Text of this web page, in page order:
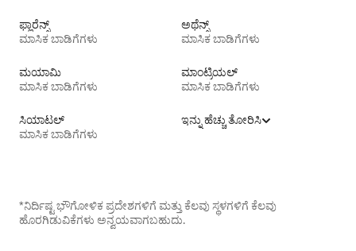
ಫ್ಲಾರೆನ್ಸ್
ಮಾಸಿಕ ಬಾಡಿಗೆಗಳು
ಅಥೆನ್ಸ್
ಮಾಸಿಕ ಬಾಡಿಗೆಗಳು
ಮಯಾಮಿ
ಮಾಸಿಕ ಬಾಡಿಗೆಗಳು
ಮಾಂಟ್ರಿಯಲ್
ಮಾಸಿಕ ಬಾಡಿಗೆಗಳು
ಸಿಯಾಟಲ್
ಮಾಸಿಕ ಬಾಡಿಗೆಗಳು
ಇನ್ನು ಹೆಚ್ಚು ತೋರಿಸಿ
*ನಿರ್ದಿಷ್ಟ ಭೌಗೋಳಿಕ ಪ್ರದೇಶಗಳಿಗೆ ಮತ್ತು ಕೆಲವು ಸ್ಥಳಗಳಿಗೆ ಕೆಲವು
ಹೊರಗಿಡುವಿಕೆಗಳು ಅನ್ವಯವಾಗಬಹುದು.